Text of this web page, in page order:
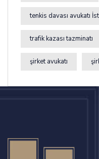
tenkis davası avukatı
trafik kazası tazminatı
şirket avukatı